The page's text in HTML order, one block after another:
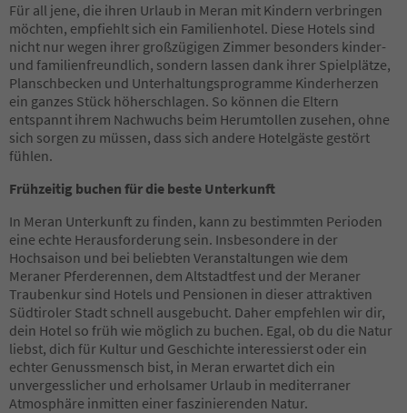
Für all jene, die ihren Urlaub in Meran mit Kindern verbringen
möchten, empfiehlt sich ein Familienhotel. Diese Hotels sind
nicht nur wegen ihrer großzügigen Zimmer besonders kinder-
und familienfreundlich, sondern lassen dank ihrer Spielplätze,
Planschbecken und Unterhaltungsprogramme Kinderherzen
ein ganzes Stück höherschlagen. So können die Eltern
entspannt ihrem Nachwuchs beim Herumtollen zusehen, ohne
sich sorgen zu müssen, dass sich andere Hotelgäste gestört
fühlen.
Frühzeitig buchen für die beste Unterkunft
In Meran Unterkunft zu finden, kann zu bestimmten Perioden
eine echte Herausforderung sein. Insbesondere in der
Hochsaison und bei beliebten Veranstaltungen wie dem
Meraner Pferderennen, dem Altstadtfest und der Meraner
Traubenkur sind Hotels und Pensionen in dieser attraktiven
Südtiroler Stadt schnell ausgebucht. Daher empfehlen wir dir,
dein Hotel so früh wie möglich zu buchen. Egal, ob du die Natur
liebst, dich für Kultur und Geschichte interessierst oder ein
echter Genussmensch bist, in Meran erwartet dich ein
unvergesslicher und erholsamer Urlaub in mediterraner
Atmosphäre inmitten einer faszinierenden Natur.